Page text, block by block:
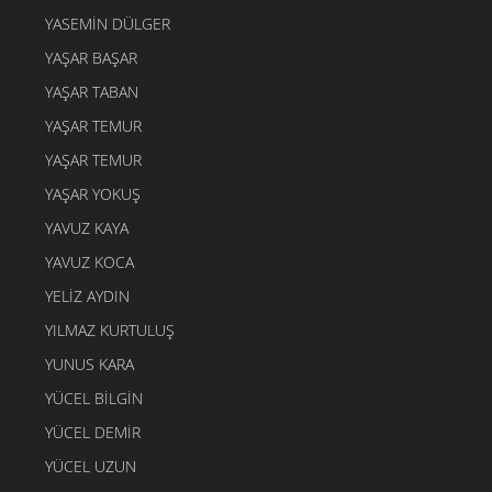
4 MART 2006
DOST BİLDİKLERİM
4 MART 2006
ŞAVŞETLİNIN GELENEGİ
DUDAK
4 MART 2006
GEL ÖĞRETMENE
4 MART 2006
YANDIM
4 MART 2006
Mİ Kİ
4 MART 2006
O ZAMAN BUYUR
4 MART 2006
YASEMIN DÜLGER
YAŞAR BAŞAR
YAŞAR TABAN
YAŞAR TEMUR
YAŞAR TEMUR
YAŞAR YOKUŞ
YAVUZ KAYA
YAVUZ KOCA
YELIZ AYDIN
YILMAZ KURTULUŞ
YUNUS KARA
YÜCEL BILGIN
YÜCEL DEMIR
YÜCEL UZUN